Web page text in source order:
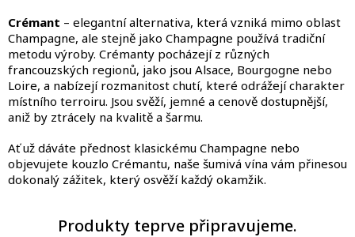
Crémant – elegantní alternativa, která vzniká mimo oblast
Champagne, ale stejně jako Champagne používá tradiční
metodu výroby. Crémanty pocházejí z různých
francouzských regionů, jako jsou Alsace, Bourgogne nebo
Loire, a nabízejí rozmanitost chutí, které odrážejí charakter
místního terroiru. Jsou svěží, jemné a cenově dostupnější,
aniž by ztrácely na kvalitě a šarmu.
Ať už dáváte přednost klasickému Champagne nebo
objevujete kouzlo Crémantu, naše šumivá vína vám přinesou
dokonalý zážitek, který osvěží každý okamžik.
Produkty teprve připravujeme.